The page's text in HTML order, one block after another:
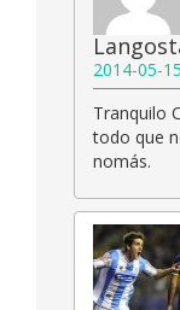
2014-05-
Tranquilo
todo que
nomás.